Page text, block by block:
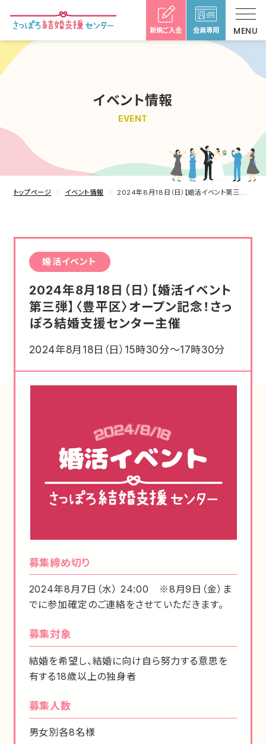
新規ご入会 会員専用
イベント情報
EVENT
トップページ イベント情報 2024年8月18日（日）【婚活イベント第三弾】〈豊平区〉オープン記念！さっぽろ結婚支援センター主催
婚活イベント
2024年8月18日（日）【婚活イベント
第三弾】〈豊平区〉オープン記念！さっ
ぽろ結婚支援センター主催
2024年8月18日（日）15時30分～17時30分
募集締め切り
2024年8月7日（水） 24:00 ※8月9日（金）ま
でに参加確定のご連絡をさせていただきます。
募集対象
結婚を希望し、結婚に向け自ら努力する意思を
有する18歳以上の独身者
募集人数
男女別各8名様